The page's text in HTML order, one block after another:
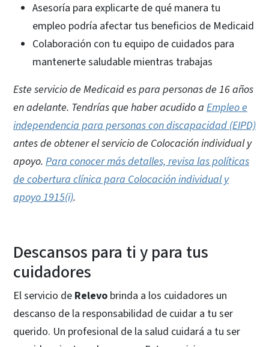
Asesoría para explicarte de qué manera tu
empleo podría afectar tus beneficios de Medicaid
Colaboración con tu equipo de cuidados para
mantenerte saludable mientras trabajas
Este servicio de Medicaid es para personas de 16 años
en adelante. Tendrías que haber acudido a Empleo e
independencia para personas con discapacidad (EIPD)
antes de obtener el servicio de Colocación individual y
apoyo. Para conocer más detalles, revisa las políticas
de cobertura clínica para Colocación individual y
apoyo 1915(i).
Descansos para ti y para tus
cuidadores
El servicio de Relevo brinda a los cuidadores un
descanso de la responsabilidad de cuidar a tu ser
querido. Un profesional de la salud cuidará a tu ser